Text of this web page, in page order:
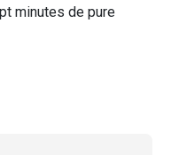
minutes de pure